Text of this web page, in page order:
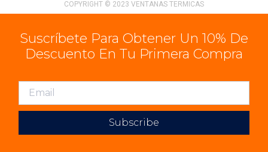
COPYRIGHT © 2023 VENTANAS TERMICAS
Suscríbete Para Obtener Un 10% De
Descuento En Tu Primera Compra
Subscribe